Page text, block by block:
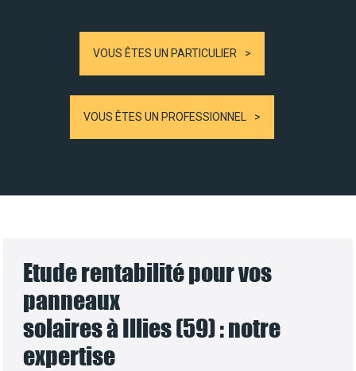
VOUS ÊTES UN PARTICULIER
VOUS ÊTES UN PROFESSIONNEL
Etude rentabilité pour vos
panneaux
solaires à Illies (59) : notre
expertise